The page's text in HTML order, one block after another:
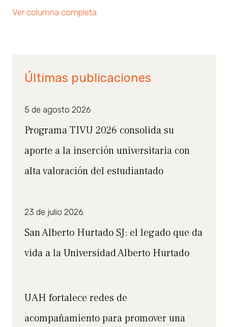
Ver columna completa
Últimas publicaciones
5 de agosto 2026
Programa TIVU 2026 consolida su
aporte a la inserción universitaria con
alta valoración del estudiantado
23 de julio 2026
San Alberto Hurtado SJ: el legado que da
vida a la Universidad Alberto Hurtado
UAH fortalece redes de
acompañamiento para promover una